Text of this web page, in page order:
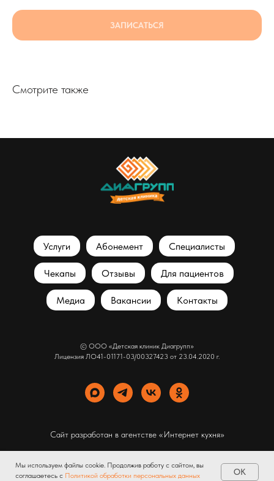
Мы используем файлы cookie. Продолжив работу с сайтом, вы
соглашаетесь с Политикой обработки персональных данных OK
ЗАПИСАТЬСЯ
Смотрите также
Услуги Абонемент Специалисты
Чекапы Отзывы Для пациентов
Медиа Вакансии Контакты
© ООО «Детская клиник Диагрупп»
Лицензия ЛО41-01171-03/00327423 от 23.04.2020 г.
Сайт разработан в агентстве «Интернет кухня»